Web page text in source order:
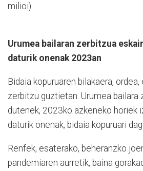
milioi).
Urumea bailaran zerbitzua
daturik onenak 2023an
Bidaia kopuruaren bilakaera,
zerbitzu guztietan. Urumea
dutenek, 2023ko azkeneko horiek
daturik onenak, bidaia kopuruari
Renfek, esaterako, beheranzko
pandemiaren aurretik, baina